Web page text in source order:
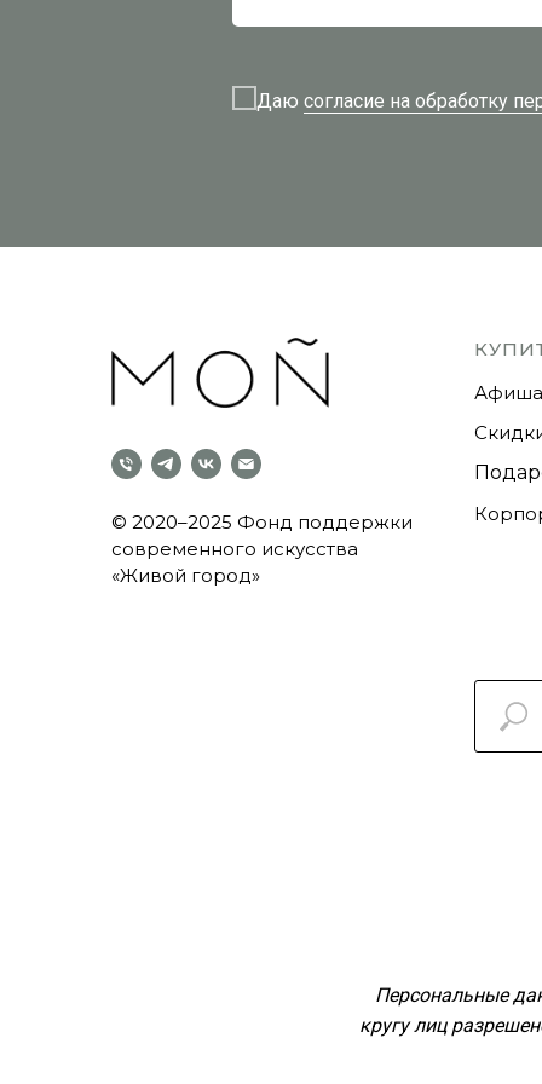
Даю согласие на обработку
© 2020–2025 Фонд поддержки
современного искусства
«Живой город»
Персональные
кругу лиц